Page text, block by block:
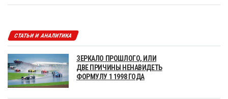
СТАТЬИ И АНАЛИТИКА
ЗЕРКАЛО ПРОШЛОГО, ИЛИ
ДВЕ ПРИЧИНЫ НЕНАВИДЕТЬ
ФОРМУЛУ 1 1998 ГОДА